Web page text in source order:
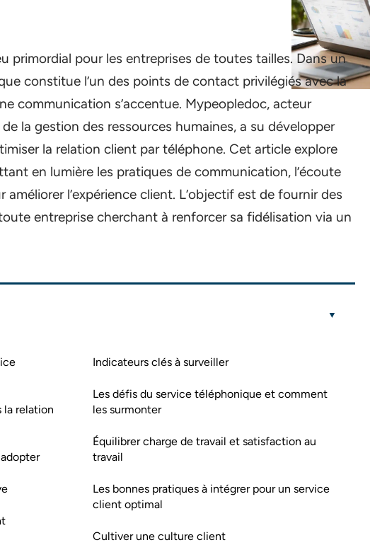
primordial pour les entreprises de toutes tailles. Dans un
constitue l’un des points de contact privilégiés avec la
communication s’accentue. Mypeopledoc, acteur
la gestion des ressources humaines, a su développer
la relation client par téléphone. Cet article explore
en lumière les pratiques de communication, l’écoute
l’expérience client. L’objectif est de fournir des
entreprise cherchant à renforcer sa fidélisation via un
la relation
Indicateurs clés à surveiller
Les défis du service téléphonique et comment
les surmonter
Équilibrer charge de travail et satisfaction au
travail
Les bonnes pratiques à intégrer pour un service
client optimal
Cultiver une culture client